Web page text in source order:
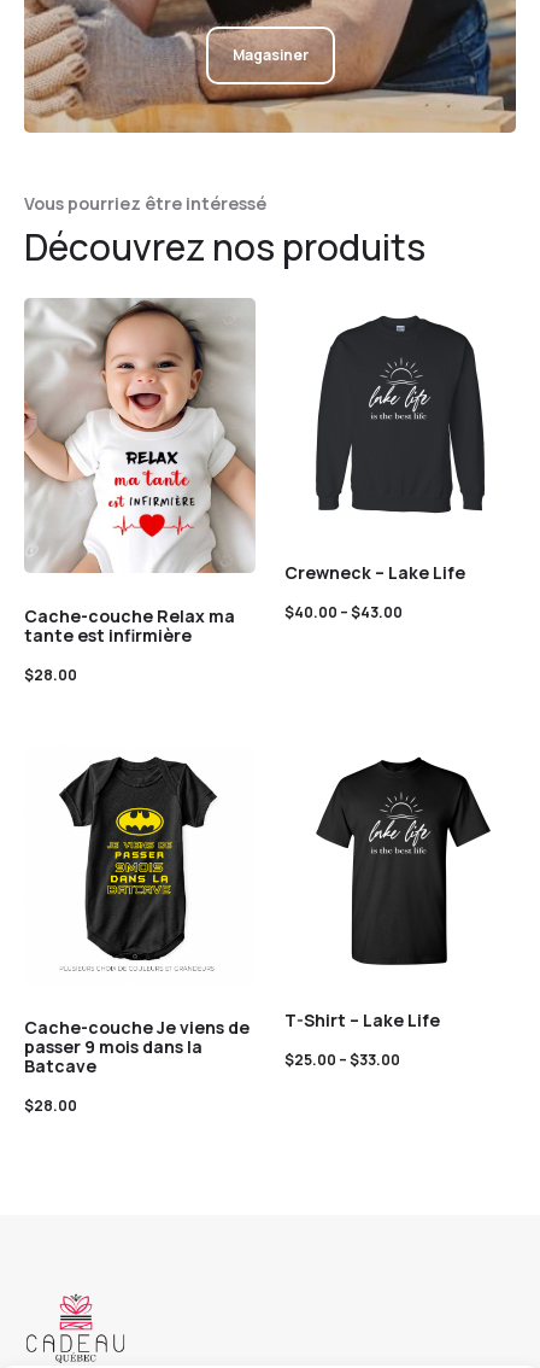
Magasiner
Vous pourriez être intéressé
Découvrez nos produits
Cache-couche Relax ma
tante est infirmière
$28.00
Crewneck – Lake Life
$40.00 –$43.00
Cache-couche Je viens de
passer 9 mois dans la
Batcave
$28.00
T-Shirt – Lake Life
$25.00 –$33.00